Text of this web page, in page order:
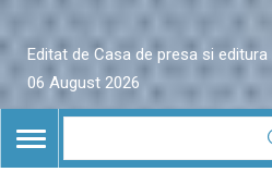
Editat de Casa de presa si
06 August 2026
TOGGLE
NAVIGATION